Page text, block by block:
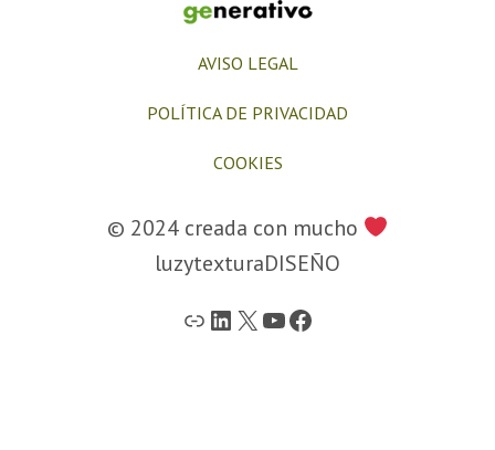
AVISO LEGAL
POLÍTICA DE PRIVACIDAD
COOKIES
© 2024 creada con mucho
luzytexturaDISEÑO
webLinkedIn
X YouTube
Facebook